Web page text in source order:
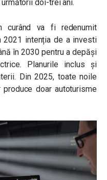
doi-trei ani.
curând va fi redenumit
2021 intenția de a investi
în 2030 pentru a depăși
Planurile inclus și
Din 2025, toate noile
doar autoturisme